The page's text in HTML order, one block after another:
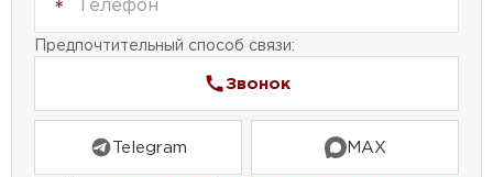
Проект дома №72-36 — это идеальное решение
для тех, кто ищет просторный и функциональный
дом с мансардой, гаражом и террасой. Этот
станет отличным местом для комфортной жизни.
Предпочтительный способ связи:
Звонок
Telegram MAX